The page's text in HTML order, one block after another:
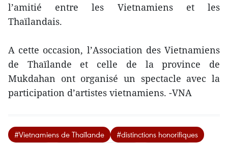
l’amitié entre les Vietnamiens et les
Thaïlandais.
A cette occasion, l’Association des Vietnamiens
de Thaïlande et celle de la province de
Mukdahan ont organisé un spectacle avec la
participation d’artistes vietnamiens. -VNA
#Vietnamiens de Thaïlande
#distinctions honorifiques